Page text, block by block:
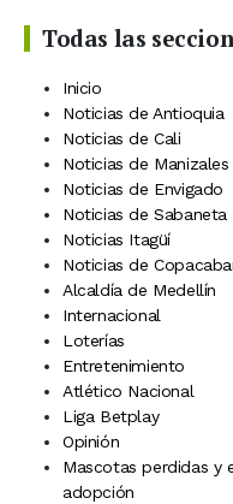
Todas las
Inicio
Noticias de Antioquia
Noticias de Cali
Noticias de Manizales
Noticias de Envigado
Noticias de Sabaneta
Noticias Itagüí
Noticias de
Alcaldía de Medellín
Internacional
Loterías
Entretenimiento
Atlético Nacional
Liga Betplay
Opinión
Mascotas perdidas y
adopción